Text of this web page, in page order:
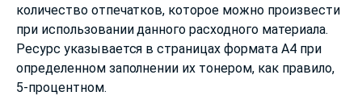
количество отпечатков, которое можно произвести
при использовании данного расходного материала.
Ресурс указывается в страницах формата А4 при
определенном заполнении их тонером, как правило,
5-процентном.